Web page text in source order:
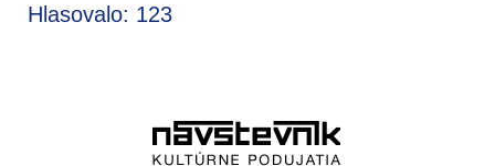
Hlasovalo: 123